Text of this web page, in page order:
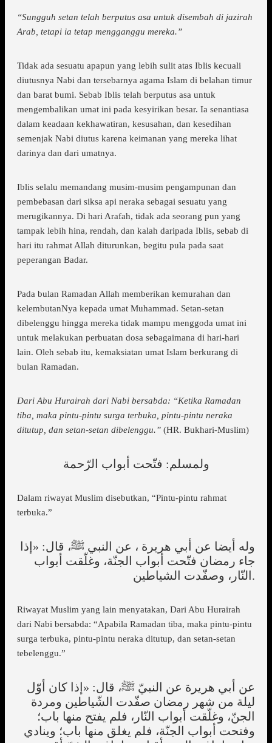
“Sungguh setan telah berputus asa untuk disembah di jazirah
Arab, tetapi ia tetap mengganggu mereka.”
Tidak ada sesuatu apapun yang lebih sulit atas Iblis kecuali
diutusnya Nabi dan tersebarnya agama Islam di belahan timur
dan barat bumi. Sebab Iblis telah berputus asa untuk
mengembalikan umat ini pada kesyirikan besar. Ia senantiasa
dalam keadaan kekhawatiran, kesusahan, dan kesedihan
semenjak Nabi diutus karena keimanan yang mereka lihat
darinya dan dari umatnya.
Iblis selalu memandang musim-musim pengampunan dan
pembebasan dari siksa api neraka sebagai sesuatu yang
merugikannya. Di hari Arafah, tidak ada seorang pun yang
tampak lebih hina, rendah, dan kalah daripada Iblis, sebab di
hari itu rahmat Allah diturunkan, begitu pula pada saat
peperangan Badar.
Pada bulan Ramadan Allah memberikan kemurahan dan
kelembutanNya kepada umat Muhammad. Setan-setan
dibelenggu hingga mereka tidak mampu menggoda umat ini
untuk melakukan perbuatan dosa sebagaimana di hari-hari
lain. Oleh sebab itu, kemaksiatan umat Islam berkurang di
bulan Ramadan.
Dari Abu Hurairah dari Nabi bersabda: “Ketika Ramadan
tiba, maka pintu-pintu surga terbuka, pintu-pintu neraka
ditutup, dan setan-setan dibelenggu.” (HR. Bukhari-Muslim)
ولمسلم: فتّحت أبواب الرّحمة
Dalam riwayat Muslim disebutkan, “Pintu-pintu rahmat
terbuka.”
وله أيضا عن أبي هريرة ، عن النبي ﷺ، قال: «إذا
جاء رمضان فتّحت أبواب الجنّة، وغلّقت أبواب
النّار، وصفّدت الشياطين.
Riwayat Muslim yang lain menyatakan, Dari Abu Hurairah
dari Nabi bersabda: “Apabila Ramadan tiba, maka pintu-pintu
surga terbuka, pintu-pintu neraka ditutup, dan setan-setan
tebelenggu.”
عن أبي هريرة عن النبيّ ﷺ، قال: «إذا كان أوّل
ليلة من شهر رمضان صفّدت الشّياطين ومردة
الجنّ، وغلّقت أبواب النّار، فلم يفتح منها باب؛
وفتحت أبواب الجنّة، فلم يغلق منها باب؛ وينادي